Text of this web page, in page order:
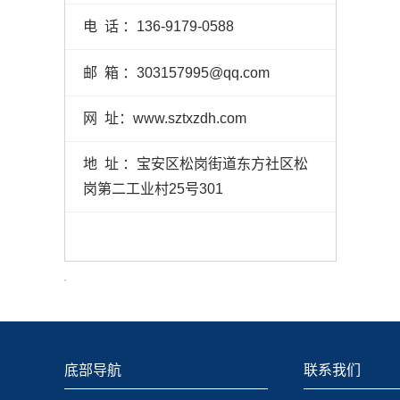
电 话 ：136-9179-0588
邮 箱 ：303157995@qq.com
网 址：www.sztxzdh.com
地 址 ：宝安区松岗街道东方社区松
岗第二工业村25号301
底部导航 联系我们